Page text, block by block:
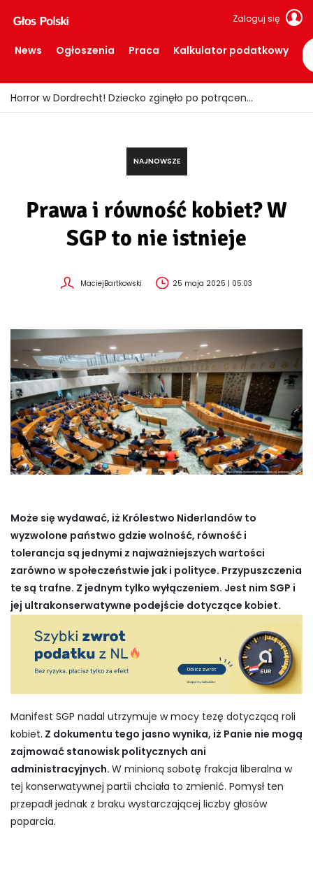
Zaloguj się
News Ogłoszenia Praca Kalkulator podatkowy
Fałszywi policjanci okradali seniorów! Wpadli z łupem i podrobionymi mundurami
NAJNOWSZE
Prawa i równość kobiet? W
SGP to nie istnieje
MaciejBartkowski 25 maja 2025 | 05:03
Może się wydawać, iż Królestwo Niderlandów to
wyzwolone państwo gdzie wolność, równość i
tolerancja są jednymi z najważniejszych wartości
zarówno w społeczeństwie jak i polityce. Przypuszczenia
te są trafne. Z jednym tylko wyłączeniem. Jest nim SGP i
jej ultrakonserwatywne podejście dotyczące kobiet.
Manifest SGP nadal utrzymuje w mocy tezę dotyczącą roli
kobiet. Z dokumentu tego jasno wynika, iż Panie nie mogą
zajmować stanowisk politycznych ani
administracyjnych. W minioną sobotę frakcja liberalna w
tej konserwatywnej partii chciała to zmienić. Pomysł ten
przepadł jednak z braku wystarczającej liczby głosów
poparcia.